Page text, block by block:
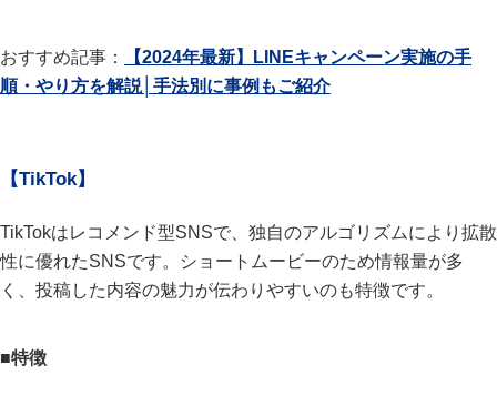
おすすめ記事：
【2024年最新】LINEキャンペーン実施の手
順・やり方を解説│手法別に事例もご紹介
【TikTok】
TikTokはレコメンド型SNSで、独自のアルゴリズムにより拡散
性に優れたSNSです。ショートムービーのため情報量が多
く、投稿した内容の魅力が伝わりやすいのも特徴です。
■特徴